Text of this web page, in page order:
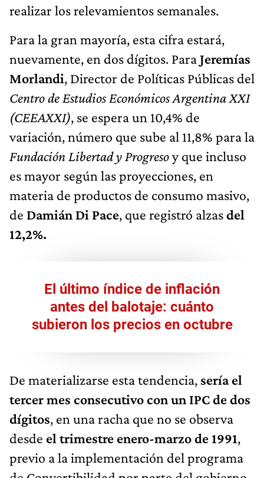
realizar los relevamientos semanales.
Para la gran mayoría, esta cifra estará,
nuevamente, en dos dígitos. ParaJeremías
Morlandi, Director de Políticas Públicas del
Centro de Estudios Económicos Argentina XXI
(CEEAXXI), se espera un 10,4% de
variación, número que sube al 11,8% para la
Fundación Libertad y Progresoy que incluso
es mayor según las proyecciones, en
materia de productos de consumo masivo,
de Damián Di Pace, que registró alzasdel
12,2%.
El último índice de inflación
antes del balotaje: cuánto
subieron los precios en octubre
De materializarse esta tendencia, sería el
tercer mes consecutivo con un IPC de dos
dígitos, en una racha que no se observa
desde el trimestre enero-marzo de 1991,
previo a la implementación del programa